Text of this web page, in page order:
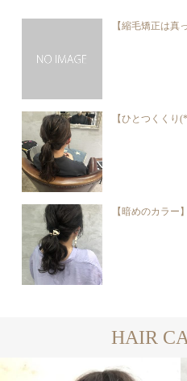
【縮毛矯正は真
【ひとつくくり
【暗めのカラー
HAIR